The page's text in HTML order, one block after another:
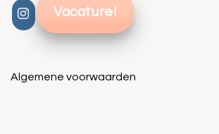
Vacature!
Algemene voorwaarden